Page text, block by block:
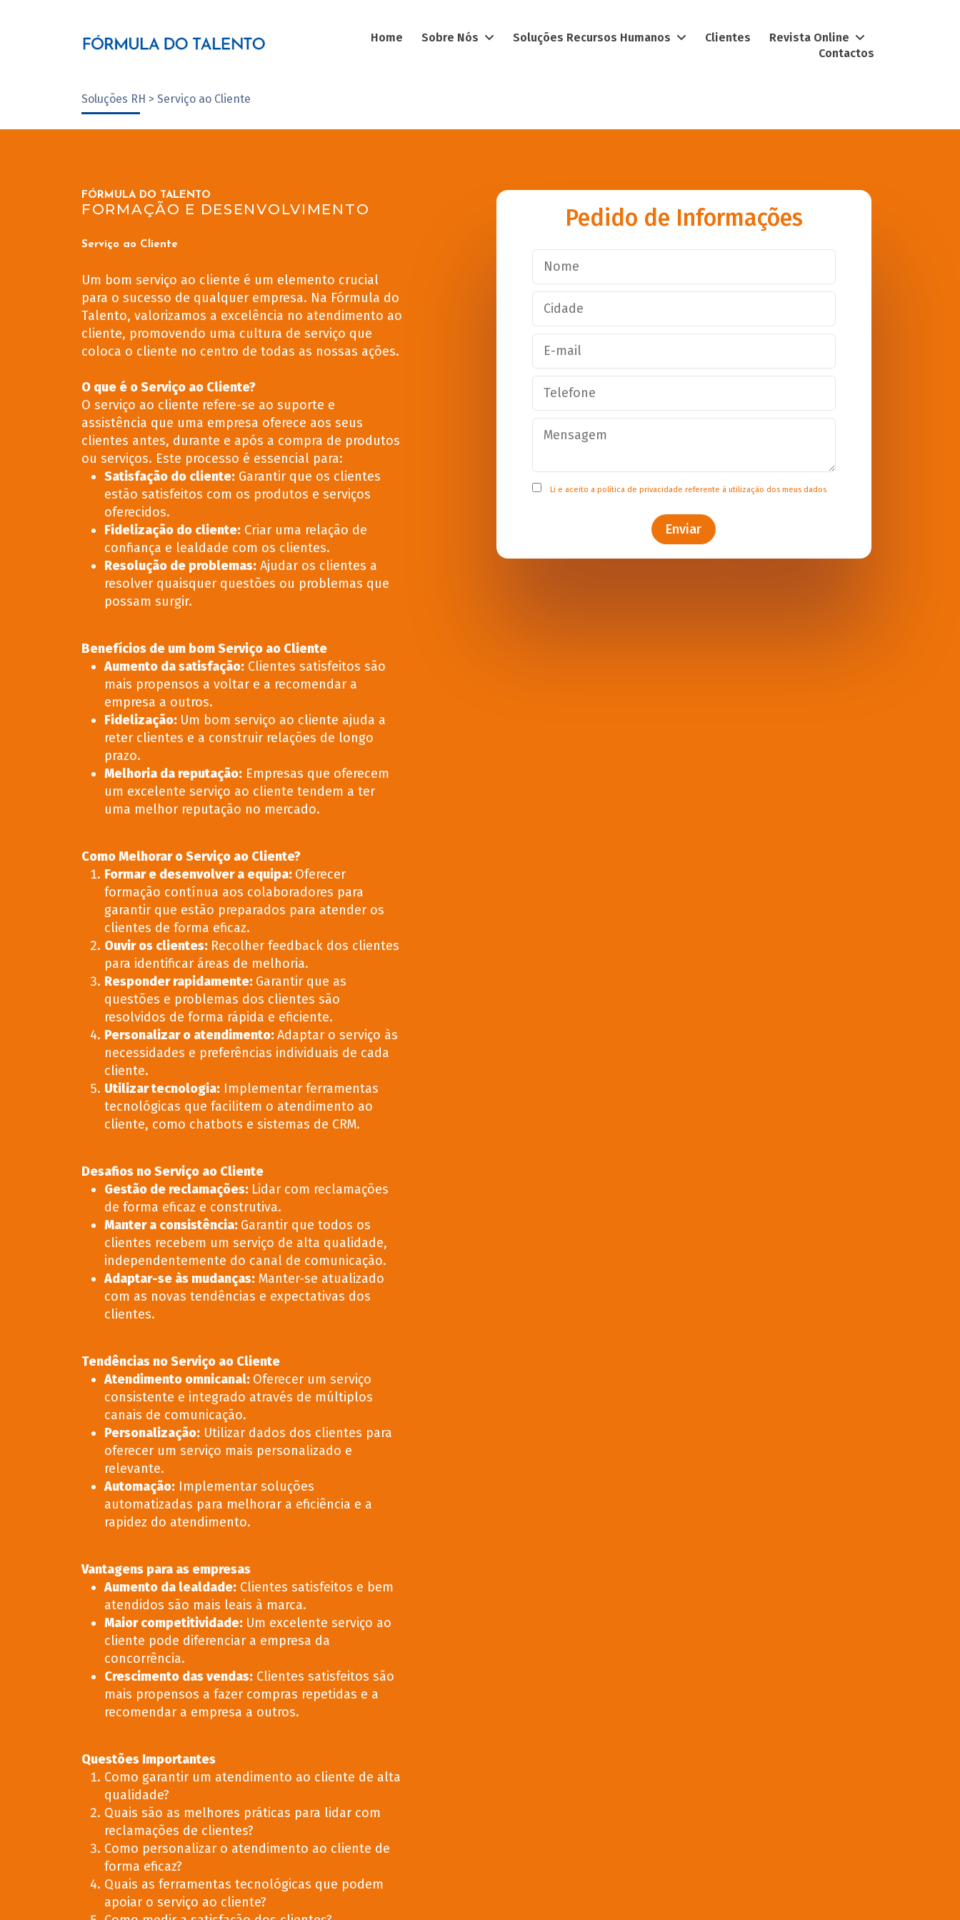
Home Sobre Nós Soluções Recursos Humanos Clientes
Revista Online
Contactos
Soluções RH > Serviço ao Cliente
FÓRMULA DO TALENTO
FORMAÇÃO E DESENVOLVIMENTO
Serviço ao Cliente
Um bom serviço ao cliente é um elemento crucial
para o sucesso de qualquer empresa. Na Fórmula do
Talento, valorizamos a excelência no atendimento ao
cliente, promovendo uma cultura de serviço que
coloca o cliente no centro de todas as nossas ações.
O que é o Serviço ao Cliente?
O serviço ao cliente refere-se ao suporte e
assistência que uma empresa oferece aos seus
clientes antes, durante e após a compra de produtos
ou serviços. Este processo é essencial para:
Satisfação do cliente: Garantir que os clientes
estão satisfeitos com os produtos e serviços
oferecidos.
Fidelização do cliente: Criar uma relação de
confiança e lealdade com os clientes.
Resolução de problemas: Ajudar os clientes a
resolver quaisquer questões ou problemas que
possam surgir.
Benefícios de um bom Serviço ao Cliente
Aumento da satisfação: Clientes satisfeitos são
mais propensos a voltar e a recomendar a
empresa a outros.
Fidelização: Um bom serviço ao cliente ajuda a
reter clientes e a construir relações de longo
prazo.
Melhoria da reputação: Empresas que oferecem
um excelente serviço ao cliente tendem a ter
uma melhor reputação no mercado.
Como Melhorar o Serviço ao Cliente?
Formar e desenvolver a equipa: Oferecer
formação contínua aos colaboradores para
garantir que estão preparados para atender os
clientes de forma eficaz.
Ouvir os clientes: Recolher feedback dos clientes
para identificar áreas de melhoria.
Responder rapidamente: Garantir que as
questões e problemas dos clientes são
resolvidos de forma rápida e eficiente.
Personalizar o atendimento:Adaptar o serviço às
necessidades e preferências individuais de cada
cliente.
Utilizar tecnologia: Implementar ferramentas
tecnológicas que facilitem o atendimento ao
cliente, como chatbots e sistemas de CRM.
Desafios no Serviço ao Cliente
Gestão de reclamações: Lidar com reclamações
de forma eficaz e construtiva.
Manter a consistência: Garantir que todos os
clientes recebem um serviço de alta qualidade,
independentemente do canal de comunicação.
Adaptar-se às mudanças: Manter-se atualizado
com as novas tendências e expectativas dos
clientes.
Tendências no Serviço ao Cliente
Atendimento omnicanal: Oferecer um serviço
consistente e integrado através de múltiplos
canais de comunicação.
Personalização: Utilizar dados dos clientes para
oferecer um serviço mais personalizado e
relevante.
Automação: Implementar soluções
automatizadas para melhorar a eficiência e a
rapidez do atendimento.
Vantagens para as empresas
Aumento da lealdade: Clientes satisfeitos e bem
atendidos são mais leais à marca.
Maior competitividade: Um excelente serviço ao
cliente pode diferenciar a empresa da
concorrência.
Crescimento das vendas: Clientes satisfeitos são
mais propensos a fazer compras repetidas e a
recomendar a empresa a outros.
Questões Importantes
Como garantir um atendimento ao cliente de alta
qualidade?
Quais são as melhores práticas para lidar com
reclamações de clientes?
Como personalizar o atendimento ao cliente de
forma eficaz?
Quais as ferramentas tecnológicas que podem
apoiar o serviço ao cliente?
Pedido de Informações
Li e aceito a política de privacidade referente à utilização dos meus dados
Enviar